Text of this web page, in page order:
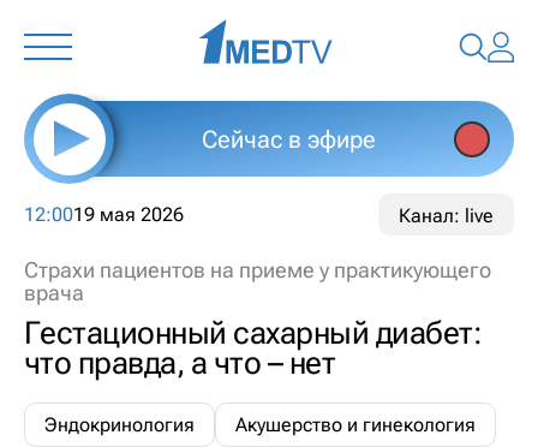
Сейчас в эфире
12:0019 мая 2026 Канал: live
Страхи пациентов на приеме у практикующего
врача
Гестационный сахарный диабет:
что правда, а что – нет
Эндокринология Акушерство и гинекология